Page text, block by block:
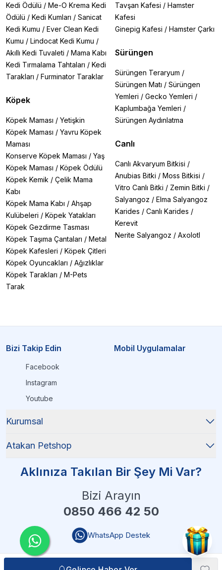
Kedi Ödülü / Me-O Krema Kedi
Ödülü / Kedi Kumları / Sanicat
Kedi Kumu / Ever Clean Kedi
Kumu / Lindocat Kedi Kumu /
Akıllı Kedi Tuvaleti / Mama Kabı
Kedi Tırmalama Tahtaları / Kedi
Tarakları / Furminator Taraklar
Köpek
Köpek Maması / Yetişkin
Köpek Maması / Yavru Köpek
Maması
Konserve Köpek Maması / Yaş
Köpek Maması / Köpek Ödülü
Köpek Kemik / Çelik Mama
Kabı
Köpek Mama Kabı / Ahşap
Kulübeleri / Köpek Yatakları
Köpek Gezdirme Tasması
Köpek Taşıma Çantaları / Metal
Köpek Kafesleri / Köpek Çitleri
Köpek Oyuncakları / Ağızlıklar
Köpek Tarakları / M-Pets
Tarak
Tavşan Kafesi / Hamster
Kafesi
Ginepig Kafesi / Hamster Çarkı
Sürüngen
Sürüngen Teraryum /
Sürüngen Matı / Sürüngen
Yemleri / Gecko Yemleri /
Kaplumbağa Yemleri /
Sürüngen Aydınlatma
Canlı
Canlı Akvaryum Bitkisi /
Anubias Bitki / Moss Bitkisi /
Vitro Canlı Bitki / Zemin Bitki /
Salyangoz / Elma Salyangoz
Karides / Canlı Karides /
Kerevit
Nerite Salyangoz / Axolotl
Bizi Takip Edin
Facebook
Instagram
Youtube
Mobil Uygulamalar
Kurumsal
Atakan Petshop
Aklınıza Takılan Bir Şey Mi Var?
Bizi Arayın
0850 466 42 50
WhatsApp Destek